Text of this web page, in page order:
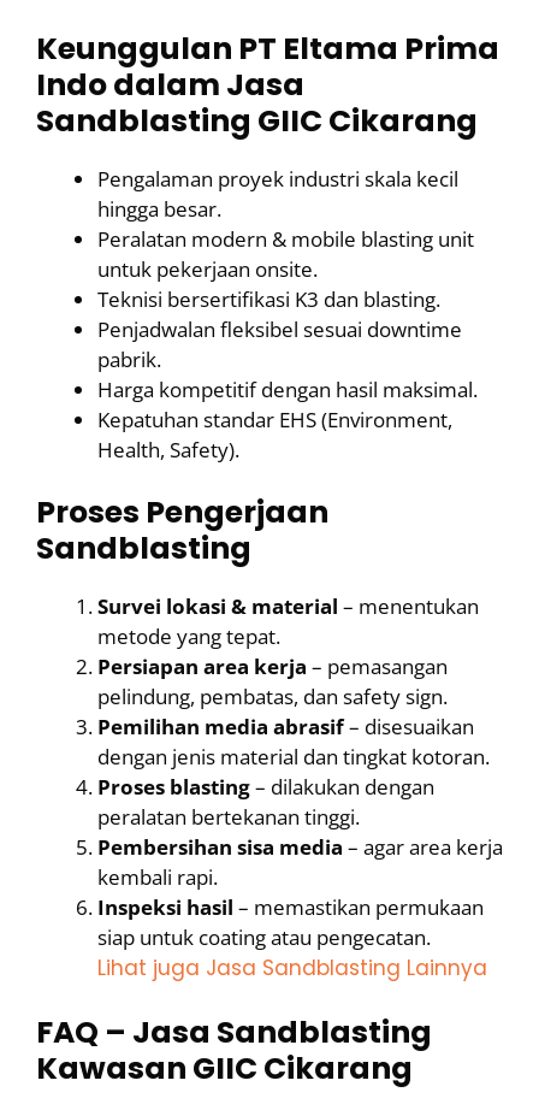
Keunggulan PT Eltama Prima
Indo dalam Jasa
Sandblasting GIIC Cikarang
Pengalaman proyek industri skala kecil
hingga besar.
Peralatan modern & mobile blasting unit
untuk pekerjaan onsite.
Teknisi bersertifikasi K3 dan blasting.
Penjadwalan fleksibel sesuai downtime
pabrik.
Harga kompetitif dengan hasil maksimal.
Kepatuhan standar EHS (Environment,
Health, Safety).
Proses Pengerjaan
Sandblasting
Survei lokasi & material – menentukan
metode yang tepat.
Persiapan area kerja – pemasangan
pelindung, pembatas, dan safety sign.
Pemilihan media abrasif– disesuaikan
dengan jenis material dan tingkat kotoran.
Proses blasting– dilakukan dengan
peralatan bertekanan tinggi.
Pembersihan sisa media – agar area kerja
kembali rapi.
Inspeksi hasil – memastikan permukaan
siap untuk coating atau pengecatan.
Lihat juga Jasa Sandblasting Lainnya
FAQ – Jasa Sandblasting
Kawasan GIIC Cikarang